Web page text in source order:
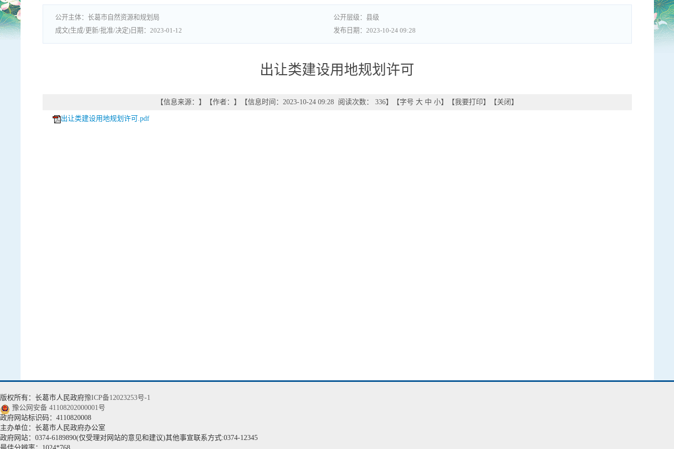
长葛市自然资源和规划局
县级
2023-01-12
2023-10-24 09:28
出让类建设用地规划许可
【信息来源： 】 【作者： 】 【信息时间：2023-10-24 09:28 阅读次数： 336】【字号 大 中 小】【我要打印】【关闭 】
出让类建设用地规划许可.pdf
版权所有：长葛市人民政府豫ICP备12023253号-1
豫公网安备 41108202000001号
政府网站标识码：4110820008
主办单位：长葛市人民政府办公室
政府网站：0374-6189890(仅受理对网站的意见和建议)其他事宣联系方式:0374-12345